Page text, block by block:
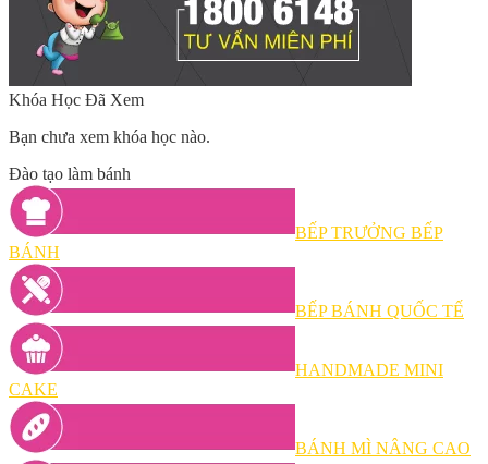
Khóa Học Đã Xem
Bạn chưa xem khóa học nào.
Đào tạo làm bánh
BẾP TRƯỞNG BẾP
BÁNH
BẾP BÁNH QUỐC TẾ
HANDMADE MINI
CAKE
BÁNH MÌ NÂNG CAO